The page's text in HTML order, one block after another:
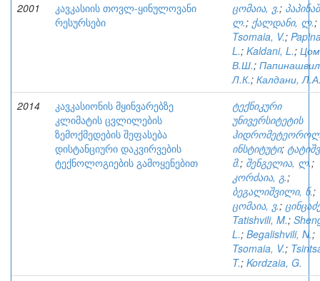
2001
კავკასიის თოვლ-ყინულოვანი
რესურსები
ცომაია, ვ.;
ლ.; ქალდანი, ლ.;
Tsomaia, V.;
L.; Kaldani, L.;
В.Ш.;
Л.К.; Калдани,
2014
კავკასიონის მყინვარებზე
კლიმატის ცვლილების
ზემოქმედების შეფასება
დისტანციური დაკვირვების
ტექნოლოგიების გამოყენებით
ტექნიკური
უნივერსიტეტის
ინსტიტუტი;
მ.; შენგელია, ლ.;
კორძაია, გ.;
ბეგალიშვილი, ნ.;
ცომაია, ვ.;
Tatishvili, M.;
L.; Begalishvili, N.;
Tsomaia, V.;
T.; Kordzaia, G.